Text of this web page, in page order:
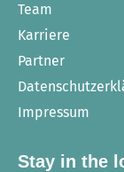
Team
Karriere
Partner
Impressum
Stay in the